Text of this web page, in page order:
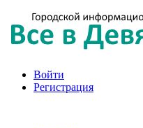
Войти
Регистрация